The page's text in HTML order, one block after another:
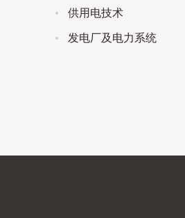
供用电技术
发电厂及电力系统